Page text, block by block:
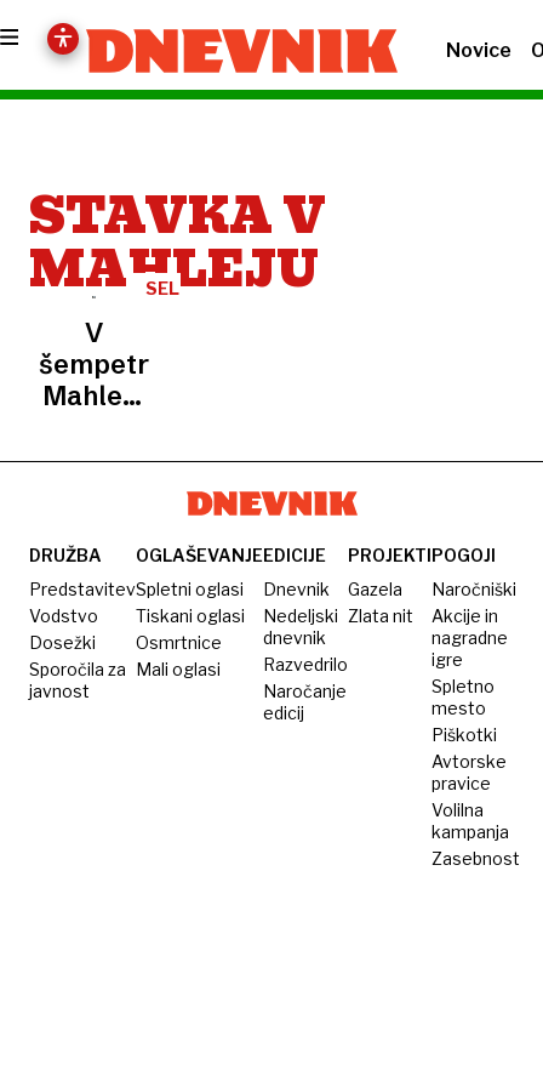
Novice
STAVKA V
MAHLEJU
SELITEV
V
šempetrskem
Mahleju
Sirk za
se
nadaljujejo
DRUŽBA
Predstavitev
Vodstvo
Dosežki
Sporočila za
javnost
OGLAŠEVANJE
Spletni oglasi
Tiskani oglasi
Osmrtnice
Mali oglasi
EDICIJE
Dnevnik
Nedeljski
dnevnik
Razvedrilo
Naročanje
edicij
PROJEKTI
Gazela
Zlata nit
POGOJI
Naročniški
Akcije in
nagradne
igre
Spletno
mesto
Piškotki
Avtorske
pravice
Volilna
kampanja
Zasebnost